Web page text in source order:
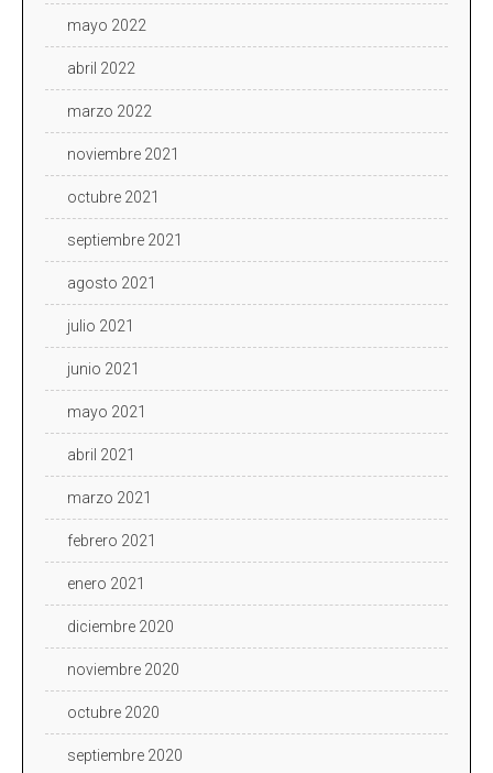
mayo 2022
abril 2022
marzo 2022
noviembre 2021
octubre 2021
septiembre 2021
agosto 2021
julio 2021
junio 2021
mayo 2021
abril 2021
marzo 2021
febrero 2021
enero 2021
diciembre 2020
noviembre 2020
octubre 2020
septiembre 2020